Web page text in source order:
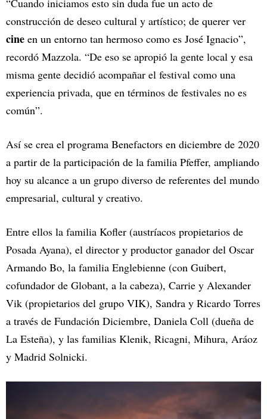
construcción de deseo cultural y artístico; de querer ver
cine en un entorno tan hermoso como es José Ignacio”,
recordó Mazzola. “De eso se apropió la gente local y esa
misma gente decidió acompañar el festival como una
experiencia privada, que en términos de festivales no es
común”.
Así se crea el programa Benefactors en diciembre de 2020
a partir de la participación de la familia Pfeffer, ampliando
hoy su alcance a un grupo diverso de referentes del mundo
empresarial, cultural y creativo.
Entre ellos la familia Kofler (austríacos propietarios de
Posada Ayana), el director y productor ganador del Oscar
Armando Bo, la familia Englebienne (con Guibert,
cofundador de Globant, a la cabeza), Carrie y Alexander
Vik (propietarios del grupo VIK), Sandra y Ricardo Torres
a través de Fundación Diciembre, Daniela Coll (dueña de
La Esteña), y las familias Klenik, Ricagni, Mihura, Aráoz
y Madrid Solnicki.